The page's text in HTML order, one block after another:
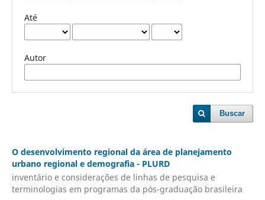
Até
Autor
Buscar
O desenvolvimento regional da área de planejamento
urbano regional e demografia - PLURD
inventário e considerações de linhas de pesquisa e
terminologias em programas da pós-graduação brasileira